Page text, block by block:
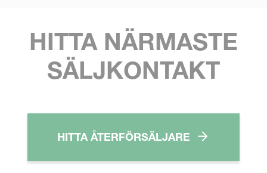
HITTA NÄRMASTE
SÄLJKONTAKT
HITTA ÅTERFÖRSÄLJARE